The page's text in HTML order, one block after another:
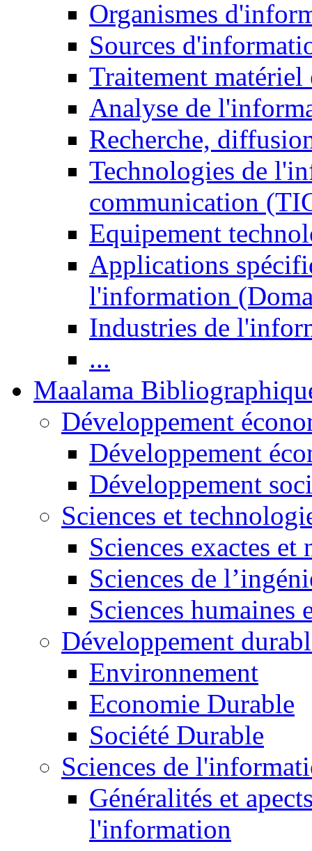
Organismes
Sources
Traitement matériel
Analyse de
Recherche,
Technologies de
communication
Equipement
Applications
l'information
Industries de
...
Maalama
Développement
Développement
Développement
Sciences et
Sciences exactes et
Sciences de
Sciences humaines
Développement
Environnement
Economie Durable
Société Durable
Sciences de
Généralités et
l'information